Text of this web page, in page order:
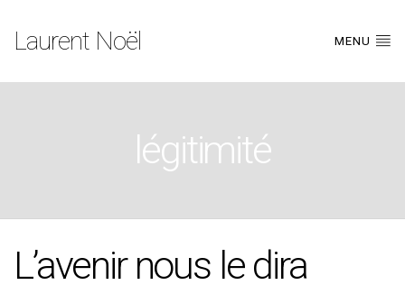
Laurent Noël MENU
légitimité
L’avenir nous le dira